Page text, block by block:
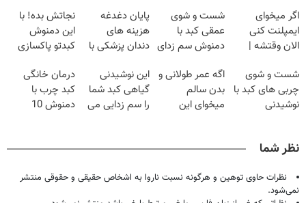
اگر میخوای
ایمپلنت کنی
الان وقتشه |
میلیون تومان!!!
شست و شوی
عمقی کبد با
دمنوش سم زدای
پایان دغدغه
هزینه های
دندان پزشکی با
خانگی
نجاتش بده! با
این دمنوش
کبدتو پاکسازی
مرجوعی
شست و شوی
چربی های کبد با
نوشیدنی
اگه عمر طولانی و
بدن سالم
میخوای این
این نوشیدنی
گیاهی کبد شما
را سم زدایی می
درمان خانگی
کبد چرب با
دمنوش 10
نظر شما
نظرات حاوی توهین و هرگونه نسبت ناروا به اشخاص حقیقی و حقوقی منتشر
نمی‌شود.